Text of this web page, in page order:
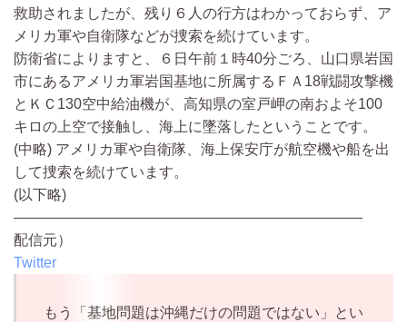
救助されましたが、残り６人の行方はわかっておらず、ア
メリカ軍や自衛隊などが捜索を続けています。
防衛省によりますと、６日午前１時40分ごろ、山口県岩国
市にあるアメリカ軍岩国基地に所属するＦＡ18戦闘攻撃機
とＫＣ130空中給油機が、高知県の室戸岬の南およそ100
キロの上空で接触し、海上に墜落したということです。
(中略) アメリカ軍や自衛隊、海上保安庁が航空機や船を出
して捜索を続けています。
(以下略)
————————————————————————
配信元）
Twitter
もう「基地問題は沖縄だけの問題ではない」とい